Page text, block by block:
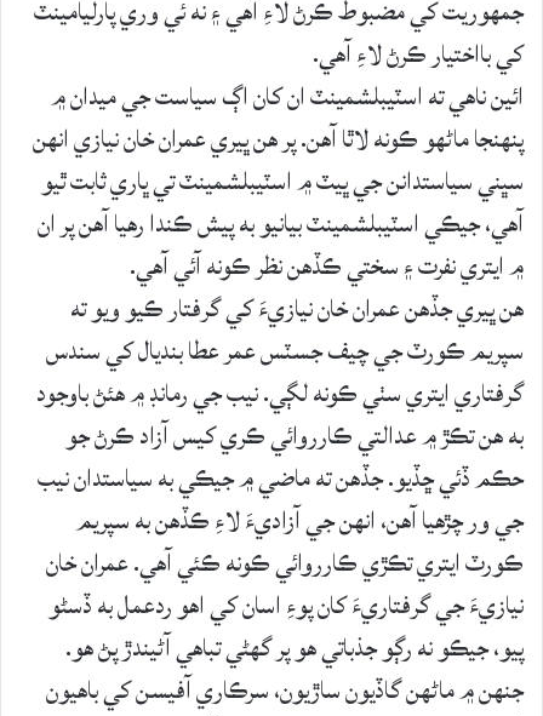
جمهوريت کي مضبوط ڪرڻ لاءِ آهي ۽ نه ئي وري پارليامينٽ
کي بااختيار ڪرڻ لاءِ آهي.
ائين ناهي ته اسٽيبلشمينٽ ان کان اڳ سياست جي ميدان ۾
پنهنجا ماڻهو ڪونه لاٿا آهن. پر هن ڀيري عمران خان نيازي انهن
سڀني سياستدانن جي ڀيٽ ۾ اسٽيبلشمينٽ تي ڀاري ثابت ٿيو
آهي، جيڪي اسٽيبلشمينٽ بيانيو به پيش ڪندا رهيا آهن پر ان
۾ ايتري نفرت ۽ سختي ڪڏهن نظر ڪونه آئي آهي.
هن ڀيري جڏهن عمران خان نيازيءَ کي گرفتار ڪيو ويو ته
سپريم ڪورٽ جي چيف جسٽس عمر عطا بنديال کي سندس
گرفتاري ايتري سٺي ڪونه لڳي. نيب جي رمانڊ ۾ هئڻ باوجود
به هن تڪڙ ۾ عدالتي ڪارروائي ڪري کيس آزاد ڪرڻ جو
حڪم ڏئي ڇڏيو. جڏهن ته ماضي ۾ جيڪي به سياستدان نيب
جي ور چڙهيا آهن، انهن جي آزاديءَ لاءِ ڪڏهن به سپريم
ڪورٽ ايتري تڪڙي ڪارروائي ڪونه ڪئي آهي. عمران خان
نيازيءَ جي گرفتاريءَ کان پوءِ اسان کي اهو ردعمل به ڏسڻو
پيو، جيڪو نه رڳو جذباتي هو پر گهڻي تباهي آڻيندڙ پڻ هو.
جنهن ۾ ماڻهن گاڏيون ساڙيون، سرڪاري آفيسن کي باهيون